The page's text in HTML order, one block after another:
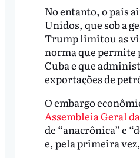
No entanto, o país
Unidos, que sob a
Trump limitou as
norma que permite
Cuba e que
exportações de
O embargo
Assembleia Geral
de “anacrônica” e
e, pela primeira